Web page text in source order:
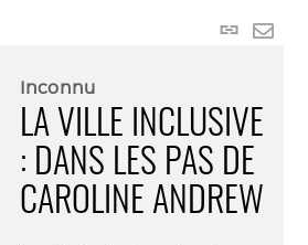
Lien
mail
Inconnu
LA VILLE INCLUSIVE
: DANS LES PAS DE
CAROLINE ANDREW